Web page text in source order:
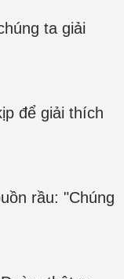
ta giải
để giải thích
rầu: "Chúng